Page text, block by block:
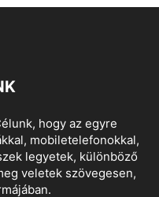
hogy az egyre
mobiletelefonokkal,
legyetek, különböző
veletek szövegesen,